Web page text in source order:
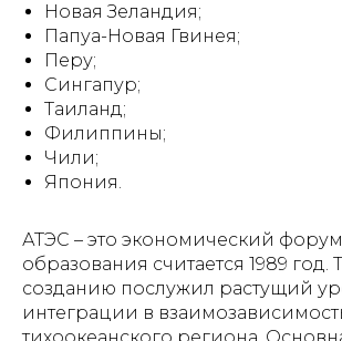
Новая Зеландия;
Папуа-Новая Гвинея;
Перу;
Сингапур;
Таиланд;
Филиппины;
Чили;
Япония.
АТЭС – это экономический
образования считается 1989 год.
созданию послужил растущий
интеграции в